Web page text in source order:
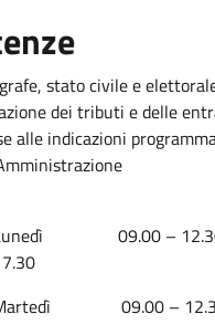
stato civile e
dei tributi e delle
alle indicazioni
09.00 –
09.00 –